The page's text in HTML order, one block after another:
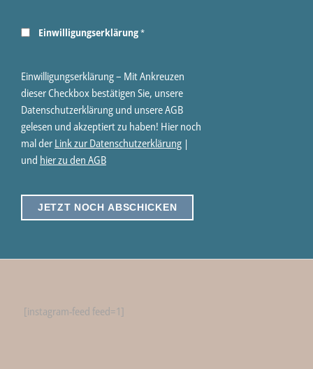
Einwilligungserklärung*
Einwilligungserklärung – Mit Ankreuzen
dieser Checkbox bestätigen Sie, unsere
Datenschutzerklärung und unsere AGB
gelesen und akzeptiert zu haben! Hier noch
mal der Link zur Datenschutzerklärung |
und hier zu den AGB
[instagram-feed feed=1]